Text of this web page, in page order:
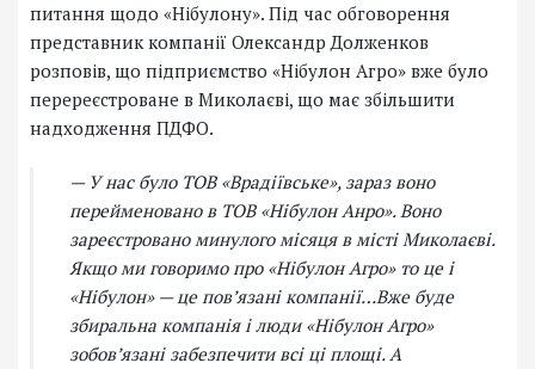
питання щодо «Нібулону». Під час обговорення
представник компанії Олександр Долженков
розповів, що підприємство «Нібулон Агро» вже було
перереєстроване в Миколаєві, що має збільшити
надходження ПДФО.
— У нас було ТОВ «Врадіївське», зараз воно
перейменовано в ТОВ «Нібулон Анро». Воно
зареєстровано минулого місяця в місті Миколаєві.
Якщо ми говоримо про «Нібулон Агро» то це і
«Нібулон» — це пов’язані компанії…Вже буде
збиральна компанія і люди «Нібулон Агро»
зобов’язані забезпечити всі ці площі. А